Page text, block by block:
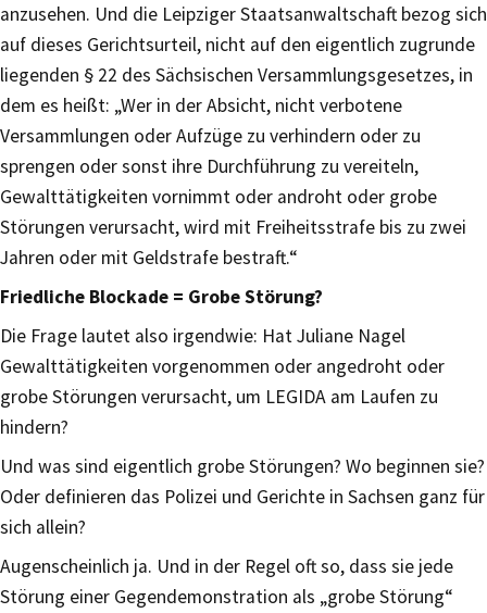
anzusehen. Und die Leipziger Staatsanwaltschaft bezog sich
auf dieses Gerichtsurteil, nicht auf den eigentlich zugrunde
liegenden § 22 des Sächsischen Versammlungsgesetzes, in
dem es heißt: „Wer in der Absicht, nicht verbotene
Versammlungen oder Aufzüge zu verhindern oder zu
sprengen oder sonst ihre Durchführung zu vereiteln,
Gewalttätigkeiten vornimmt oder androht oder grobe
Störungen verursacht, wird mit Freiheitsstrafe bis zu zwei
Jahren oder mit Geldstrafe bestraft.“
Friedliche Blockade = Grobe Störung?
Die Frage lautet also irgendwie: Hat Juliane Nagel
Gewalttätigkeiten vorgenommen oder angedroht oder
grobe Störungen verursacht, um LEGIDA am Laufen zu
hindern?
Und was sind eigentlich grobe Störungen? Wo beginnen sie?
Oder definieren das Polizei und Gerichte in Sachsen ganz für
sich allein?
Augenscheinlich ja. Und in der Regel oft so, dass sie jede
Störung einer Gegendemonstration als „grobe Störung“